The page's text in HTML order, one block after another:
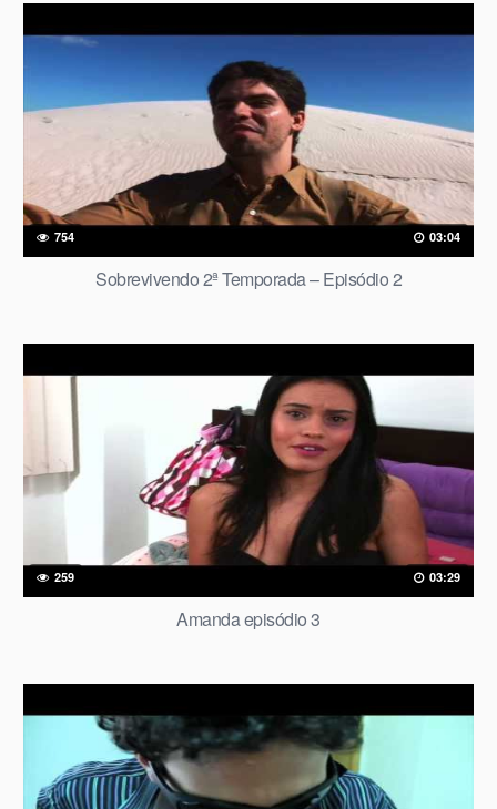
754 03:04
Sobrevivendo 2ª Temporada – Episódio 2
259 03:29
Amanda episódio 3